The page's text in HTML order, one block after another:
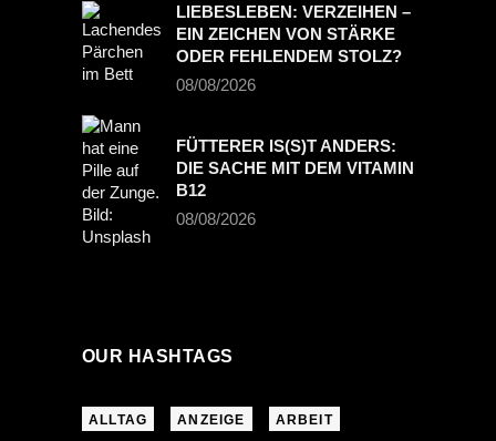
LIEBESLEBEN: VERZEIHEN –
EIN ZEICHEN VON STÄRKE
ODER FEHLENDEM STOLZ?
08/08/2026
FÜTTERER IS(S)T ANDERS:
DIE SACHE MIT DEM VITAMIN
B12
08/08/2026
OUR HASHTAGS
ALLTAG ANZEIGE ARBEIT